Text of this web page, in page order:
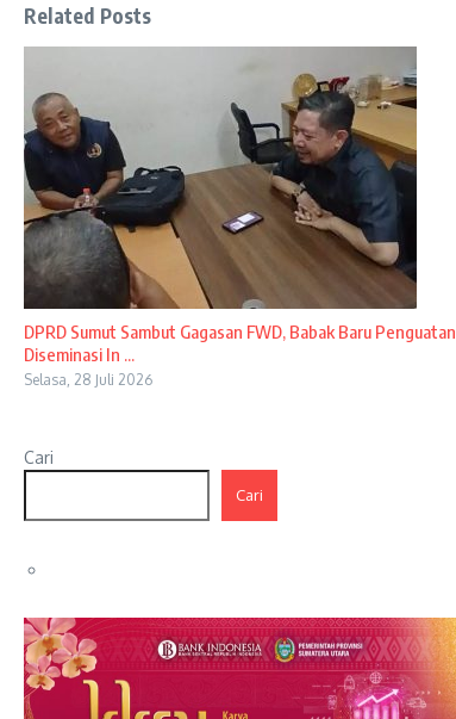
Related Posts
DPRD Sumut Sambut Gagasan FWD, Babak Baru Penguatan
Diseminasi In ...
Selasa, 28 Juli 2026
Cari
Cari